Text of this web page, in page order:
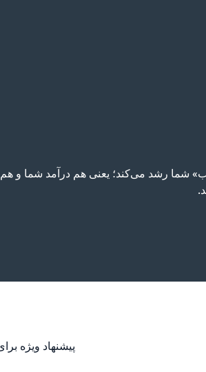
شما رشد می‌کند؛ یعنی هم درآمد شما و
پیشنهاد ویژه